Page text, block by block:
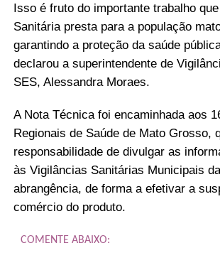
Isso é fruto do importante trabalho
Sanitária presta para a população
garantindo a proteção da saúde
declarou a superintendente de
SES, Alessandra Moraes.
A Nota Técnica foi encaminhada aos
Regionais de Saúde de Mato Grosso,
responsabilidade de divulgar as
às Vigilâncias Sanitárias Municipais
abrangência, de forma a efetivar a
comércio do produto.
COMENTE ABAIXO: